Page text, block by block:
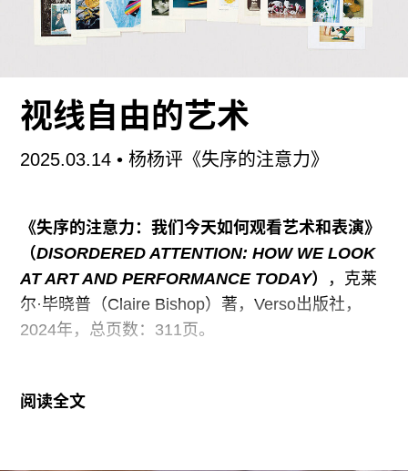
者面对“边缘性”社会群体或文化现象时，总是自觉
或不自觉地显示出“试图拯救”的姿态，导致其后的
入。所谓“文学性”是指：
“这类分析不能单单停留于它们所描述的文化和社会
治史或思想史话语中寻求对于这些现象的直接解
答，而必须着重分析这些对象或现象的语法结构、
意义生成方式和背后所预设的种种社会和思想前
提。”（第9页）
这也指向了书名中的“零度”，即不带任何预设立场
生现场，去寻找一种历史性的“社会寓言
视线自由的艺术
2025.03.14• 杨杨评《失序的注意力》
《失序的注意力：我们今天如何观看艺术和表演》
（DISORDERED ATTENTION: HOW WE LOOK
AT ART AND PERFORMANCE TODAY）
，克莱
尔·毕晓普（Claire Bishop）著，Verso出版社，
2024年，总页数：311页。
先后在写作中归纳和界定了四种今天当代艺术中常
阅读全文